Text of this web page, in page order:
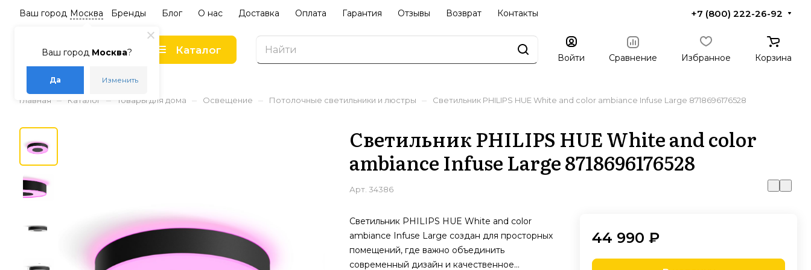
Ваш город Москва?
Да Изменить
Ваш город Москва Бренды Блог О нас Доставка Оплата Гарантия Отзывы Возврат Контакты +7 (800) 222-26-92
Каталог
Войти Сравнение Избранное Корзина
Главная – Каталог – Товары для дома – Освещение – Потолочные светильники и люстры – Светильник PHILIPS HUE White and color ambiance Infuse Large 8718696176528
Светильник PHILIPS HUE White and color
ambiance Infuse Large 8718696176528
Арт. 34386
Светильник PHILIPS HUE White and color
ambiance Infuse Large создан для просторных
помещений, где важно объединить
современный дизайн и качественное
44 990 ₽